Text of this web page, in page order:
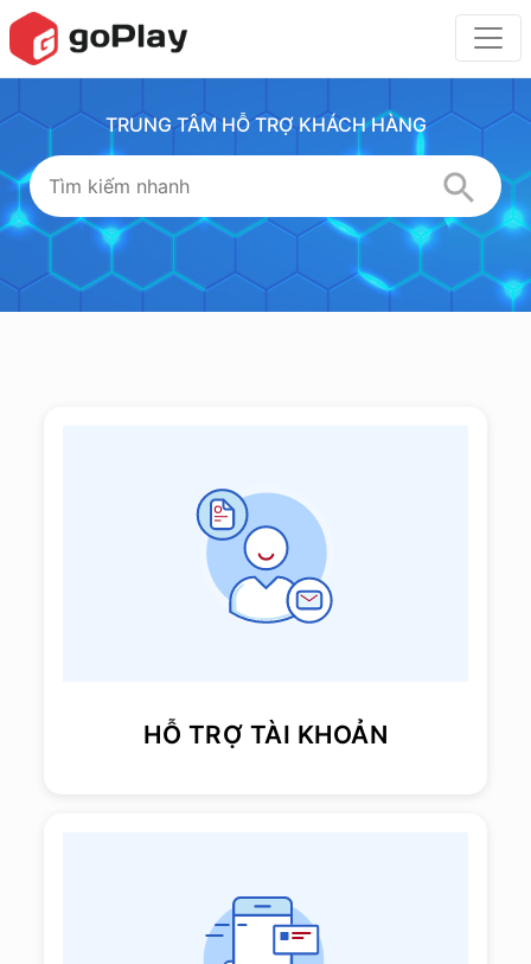
TRUNG TÂM HỖ TRỢ KHÁCH HÀNG
HỖ TRỢ TÀI KHOẢN